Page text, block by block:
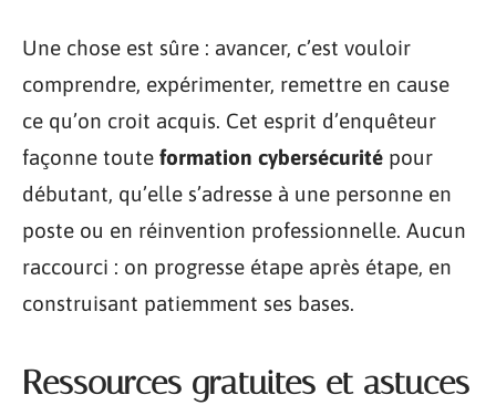
Une chose est sûre : avancer, c’est vouloir
comprendre, expérimenter, remettre en cause
ce qu’on croit acquis. Cet esprit d’enquêteur
façonne toute formation cybersécurité pour
débutant, qu’elle s’adresse à une personne en
poste ou en réinvention professionnelle. Aucun
raccourci : on progresse étape après étape, en
construisant patiemment ses bases.
Ressources gratuites et astuces